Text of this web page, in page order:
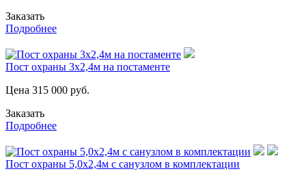
Заказать
Подробнее
Пост охраны 3х2,4м на постаменте
Цена 315 000 руб.
Заказать
Подробнее
Пост охраны 5,0х2,4м с санузлом в комплектации